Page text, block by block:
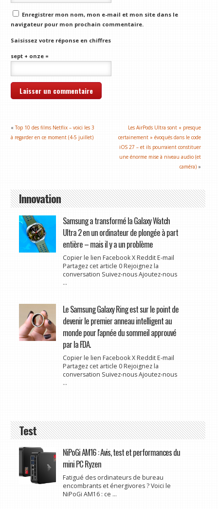
Enregistrer mon nom, mon e-mail et mon site dans le
navigateur pour mon prochain commentaire.
Saisissez votre réponse en chiffres
sept + onze =
«Top 10 des films Netflix – voici les 3
à regarder en ce moment (4-5 juillet)
Les AirPods Ultra sont « presque
certainement » évoqués dans le code
iOS 27 – et ils pourraient constituer
une énorme mise à niveau audio (et
caméra) »
Innovation
Samsung a transformé la Galaxy Watch
Ultra 2 en un ordinateur de plongée à part
entière – mais il y a un problème
Copier le lien Facebook X Reddit E-mail
Partagez cet article 0 Rejoignez la
conversation Suivez-nous Ajoutez-nous
...
Le Samsung Galaxy Ring est sur le point de
devenir le premier anneau intelligent au
monde pour l'apnée du sommeil approuvé
par la FDA.
Copier le lien Facebook X Reddit E-mail
Partagez cet article 0 Rejoignez la
conversation Suivez-nous Ajoutez-nous
...
Test
NiPoGi AM16 : Avis, test et performances du
mini PC Ryzen
Fatigué des ordinateurs de bureau
encombrants et énergivores ? Voici le
NiPoGi AM16 : ce ...